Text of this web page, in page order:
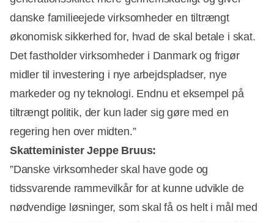
danske familieejede virksomheder en tiltrængt
økonomisk sikkerhed for, hvad de skal betale i skat.
Det fastholder virksomheder i Danmark og frigør
midler til investering i nye arbejdspladser, nye
markeder og ny teknologi. Endnu et eksempel på
tiltrængt politik, der kun lader sig gøre med en
regering hen over midten.”
Skatteminister Jeppe Bruus:
”Danske virksomheder skal have gode og
tidssvarende rammevilkår for at kunne udvikle de
nødvendige løsninger, som skal få os helt i mål med